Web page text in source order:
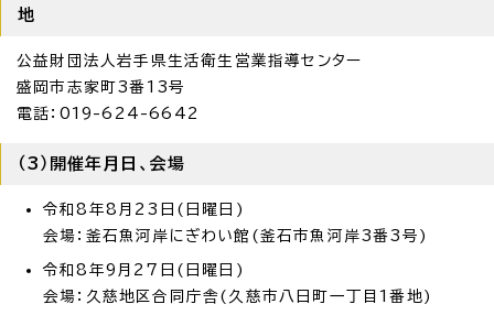
地
公益財団法人岩手県生活衛生営業指導センター
盛岡市志家町3番13号
電話：019-624-6642
（3）開催年月日、会場
令和8年8月23日(日曜日)
会場：釜石魚河岸にぎわい館(釜石市魚河岸3番3号)
令和8年9月27日(日曜日)
会場：久慈地区合同庁舎(久慈市八日町一丁目1番地)